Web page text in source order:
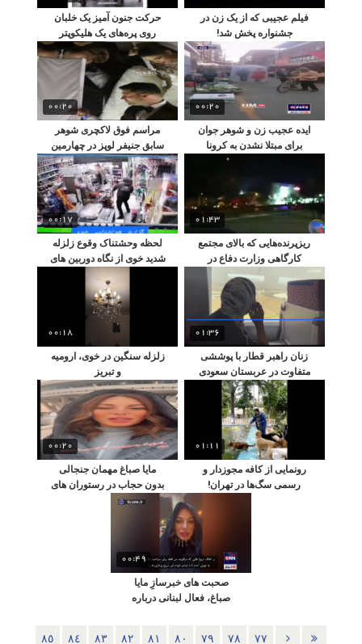
فیلم عجیبی که از یک زن در
جشنواره پخش شد!
حرکت جنون‌ آمیز یک خلبان
روی پره‌های یک هلیکوپتر
00:20
ایده عجیب زن و شوهر جوان
برای مبتلا نشدن به کرونا
00:20
مراسم فوق لاکچری شوهر
سابق جنیفر لوپز در چهارمین
ازدواجش
01:43
ریزپرنده‌هایی که بالای مجتمع
کارگاهی وزارت دفاع در
اصفهان سرنگون شد
00:17
لحظه‌ وحشتناک وقوع زلزله
شدید خوی از نگاه دوربین های
مدار بسته
01:36
زنان راهبر قطار با پوششی
متفاوت در عربستان سعودی
00:18
زلزله سنگین در خوی، ارومیه
و تبریز
01:11
رونمایی از کافه مجوزدار و
رسمی سگ‌ها در تهران!
00:20
مایا صباغ مهمان جنجالی
بدون حجاب در رستوران های
تهران
00:49
صحبت های خبرسازِ مایا
صباغ، فعال لبنانی درباره
٧٧ ٧٨ ٧٩ ٨٠ ٨١ ٨٢ ٨٣ ٨٤ ٨٥